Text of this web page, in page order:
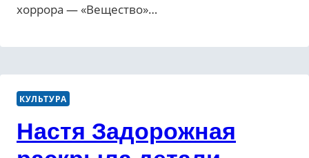
хоррора — «Вещество»…
КУЛЬТУРА
Настя Задорожная